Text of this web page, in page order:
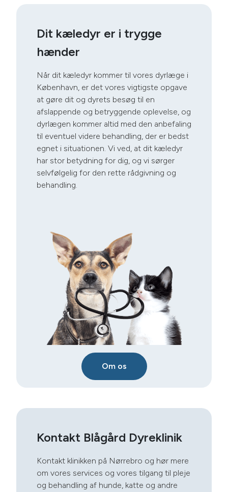
Dit kæledyr er i trygge
hænder
Når dit kæledyr kommer til vores dyrlæge i
København, er det vores vigtigste opgave
at gøre dit og dyrets besøg til en
afslappende og betryggende oplevelse, og
dyrlægen kommer altid med den anbefaling
til eventuel videre behandling, der er bedst
egnet i situationen. Vi ved, at dit kæledyr
har stor betydning for dig, og vi sørger
selvfølgelig for den rette rådgivning og
behandling.
Om os
Kontakt Blågård Dyreklinik
Kontakt klinikken på Nørrebro og hør mere
om vores services og vores tilgang til pleje
og behandling af hunde, katte og andre